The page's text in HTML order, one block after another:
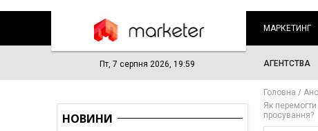
МАРКЕТИНГ
Пт, 7 серпня 2026, 19:59 АГЕНТСТВА
Головна
Як
просування?
НОВИНИ